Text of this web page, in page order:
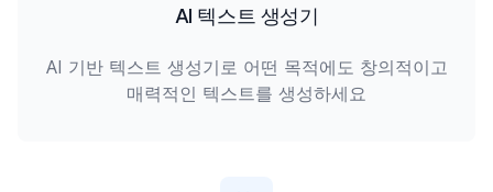
AI 텍스트 생성기
AI 기반 텍스트 생성기로 어떤 목적에도 창의적이고
매력적인 텍스트를 생성하세요